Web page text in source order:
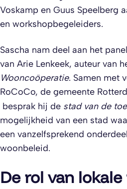
Voskamp en Guus Speelberg
en workshopbegeleiders.
Sascha nam deel aan het
van Arie Lenkeek, auteur van
Wooncoöperatie. Samen met
RoCoCo, de gemeente
besprak hij de stad van de
mogelijkheid van een stad
een vanzelfsprekend
woonbeleid.
De rol van